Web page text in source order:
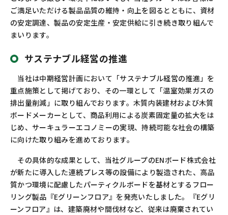
ご満足いただける製品品質の維持・向上を図るとともに、資材
の安定調達、製品の安定生産・安定供給に引き続き取り組んで
まいります。
サステナブル経営の推進
当社は中期経営計画において「サステナブル経営の推進」を
重点施策として掲げており、その一環として「温室効果ガスの
排出量削減」に取り組んでおります。木質内装建材および木質
ボードメーカーとして、商品利用による炭素固定量の拡大をは
じめ、サーキュラーエコノミーの実現、持続可能な社会の構築
に向けた取り組みを進めております。
その具体的な成果として、当社グループのENボード株式会社
が新たに導入した連続プレス等の設備により製造された、高品
質かつ環境に配慮したパーティクルボードを基材とするフロー
リング製品『Eグリーンフロア』を発売いたしました。『Eグリ
ーンフロア』は、建築廃材や間伐材など、従来は廃棄されてい